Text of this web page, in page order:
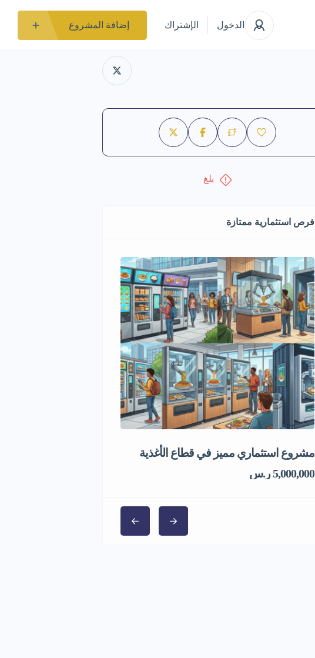
الدخول الإشتراك إضافة المشروع
بلغ
فرص استثمارية ممتازة
مشروع استثماري مميز في قطاع الأغذية
5,000,000 ر.س